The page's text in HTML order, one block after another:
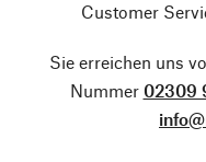
Customer
Sie erreichen uns
Nummer 02309